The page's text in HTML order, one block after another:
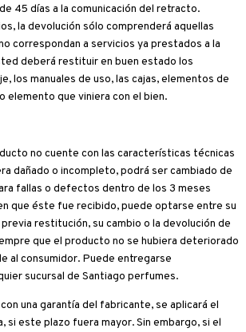
45 días a la comunicación del retracto.
la devolución sólo comprenderá aquellas
correspondan a servicios ya prestados a la
deberá restituir en buen estado los
los manuales de uso, las cajas, elementos de
que viniera con el bien.
no cuente con las características técnicas
dañado o incompleto, podrá ser cambiado de
fallas o defectos dentro de los 3 meses
que éste fue recibido, puede optarse entre su
restitución, su cambio o la devolución de
que el producto no se hubiera deteriorado
al consumidor. Puede entregarse
sucursal de Santiago perfumes.
una garantía del fabricante, se aplicará el
si este plazo fuera mayor. Sin embargo, si el